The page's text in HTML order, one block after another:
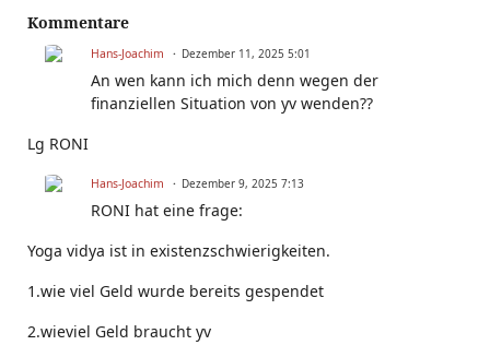
Kommentare
Hans-Joachim Dezember 11, 2025 5:01
An wen kann ich mich denn wegen der
finanziellen Situation von yv wenden??
Lg RONI
Hans-Joachim Dezember 9, 2025 7:13
RONI hat eine frage:
Yoga vidya ist in existenzschwierigkeiten.
1.wie viel Geld wurde bereits gespendet
2.wieviel Geld braucht yv